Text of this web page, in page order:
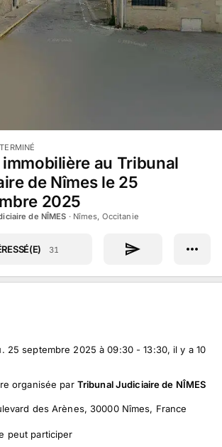
TERMINÉ
au Tribunal
de Nîmes le 25
2025
de NÎMES · Nîmes, Occitanie
31
25 septembre 2025 à 09:30 - 13:30, il y a 10
organisée par Tribunal Judiciaire de NÎMES
des Arènes, 30000 Nîmes, France
peut participer